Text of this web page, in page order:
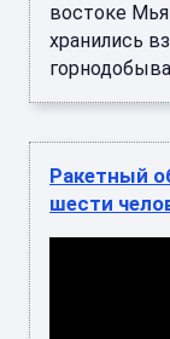
востоке
хранились
Ракетный
шести